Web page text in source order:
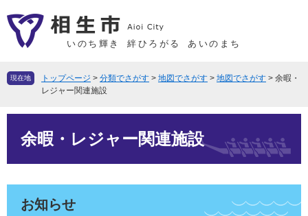
ー
先
ニ
を
いのち輝き 絆ひろがる あいのまち
現在地 トップページ > 分類でさがす > 地図でさがす > 地図でさがす > 余暇・
レジャー関連施設
余暇・レジャー関連施設
お知らせ